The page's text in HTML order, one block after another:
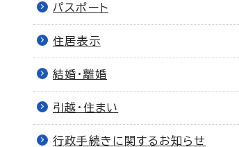
パスポート
住居表示
結婚・離婚
引越・住まい
行政手続きに関するお知らせ